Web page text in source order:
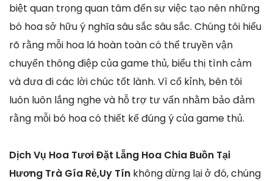
biệt quan trọng quan tâm đến sự việc tạo nên những
bó hoa sở hữu ý nghĩa sâu sắc sâu sắc. Chúng tôi hiểu
rõ rằng mỗi hoa lá hoàn toàn có thể truyền vận
chuyển thông điệp của game thủ, biểu thị tình cảm
và đưa đi các lời chúc tốt lành. Vì cố kỉnh, bên tôi
luôn luôn lắng nghe và hỗ trợ tư vấn nhằm bảo đảm
rằng mỗi bó hoa có thiết kế đúng ý của game thủ.
Dịch Vụ Hoa Tươi Đặt Lẵng Hoa Chia Buồn Tại
Hương Trà Gía Rẻ,Uy Tín không dừng lại ở đó, chúng